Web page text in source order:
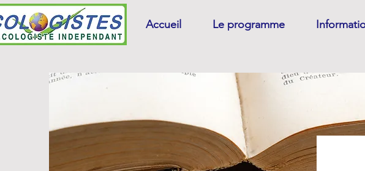
Accueil Le programme